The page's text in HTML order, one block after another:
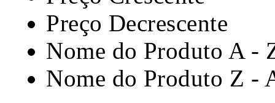
Preço Decrescente
Nome do Produto A -
Nome do Produto Z -